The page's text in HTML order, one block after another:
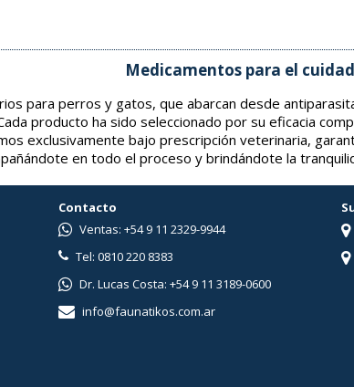
Medicamentos para el
para perros y gatos, que abarcan desde
producto ha sido seleccionado por su eficacia
exclusivamente bajo prescripción veterinaria,
en todo el proceso y brindándote la
Contacto
Ventas: +54 9 11 2329-9944
Tel: 0810 220 8383
Dr. Lucas Costa: +54 9 11 3189-0600
info@faunatikos.com.ar